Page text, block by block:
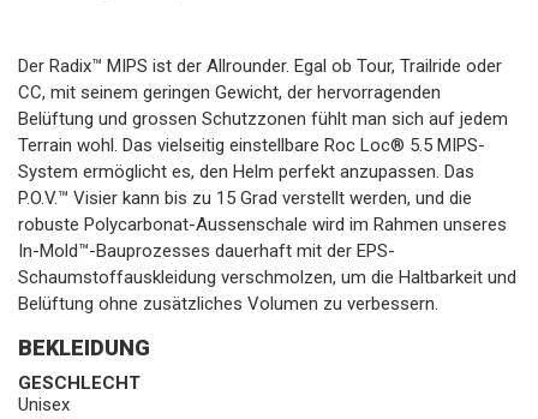
Der Radix™ MIPS ist der Allrounder. Egal ob Tour, Trailride oder
CC, mit seinem geringen Gewicht, der hervorragenden
Belüftung und grossen Schutzzonen fühlt man sich auf jedem
Terrain wohl. Das vielseitig einstellbare Roc Loc® 5.5 MIPS-
System ermöglicht es, den Helm perfekt anzupassen. Das
P.O.V.™ Visier kann bis zu 15 Grad verstellt werden, und die
robuste Polycarbonat-Aussenschale wird im Rahmen unseres
In-Mold™-Bauprozesses dauerhaft mit der EPS-
Schaumstoffauskleidung verschmolzen, um die Haltbarkeit und
Belüftung ohne zusätzliches Volumen zu verbessern.
BEKLEIDUNG
GESCHLECHT
Unisex